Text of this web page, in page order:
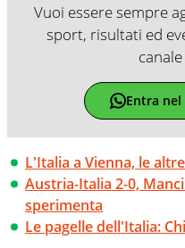
Vuoi essere sempre
sport, risultati ed
canale
Entra nel
L'Italia a Vienna, le
Austria-Italia 2-0,
sperimenta
Le pagelle dell'Italia: